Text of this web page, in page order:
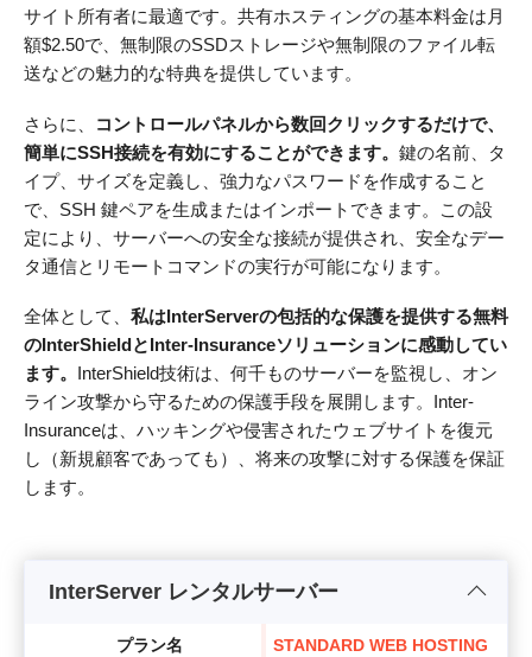
サイト所有者に最適です。共有ホスティングの基本料金は月
額$2.50で、無制限のSSDストレージや無制限のファイル転
送などの魅力的な特典を提供しています。
さらに、
コントロールパネルから数回クリックするだけで、
簡単にSSH接続を有効にすることができます。 鍵の名前、タ
イプ、サイズを定義し、強力なパスワードを作成すること
で、SSH 鍵ペアを生成またはインポートできます。この設
定により、サーバーへの安全な接続が提供され、安全なデー
タ通信とリモートコマンドの実行が可能になります。
全体として、 私はInterServerの包括的な保護を提供する無料
のInterShieldとInter-Insuranceソリューションに感動してい
ます。
InterShield技術は、何千ものサーバーを監視し、オン
ライン攻撃から守るための保護手段を展開します。Inter-
Insuranceは、ハッキングや侵害されたウェブサイトを復元
し（新規顧客であっても）、将来の攻撃に対する保護を保証
します。
InterServer レンタルサーバー
プラン名 STANDARD WEB HOSTING